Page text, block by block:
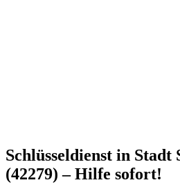
Schlüsseldienst in Stadt
(42279) – Hilfe sofort!